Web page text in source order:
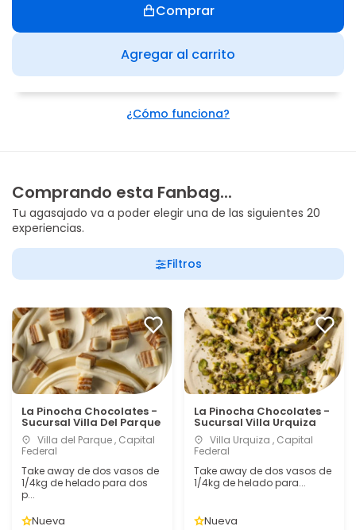
Agregar al carrito
Comprar
¿Cómo funciona?
Comprando esta Fanbag...
Tu agasajado va a poder elegir una de las siguientes 20
experiencias.
Filtros
La Pinocha Chocolates -
Sucursal Villa Del Parque
Villa del Parque , Capital
Federal
Take away de dos vasos de
1/4kg de helado para dos
p...
Nueva
La Pinocha Chocolates -
Sucursal Villa Urquiza
Villa Urquiza , Capital
Federal
Take away de dos vasos de
1/4kg de helado para...
Nueva